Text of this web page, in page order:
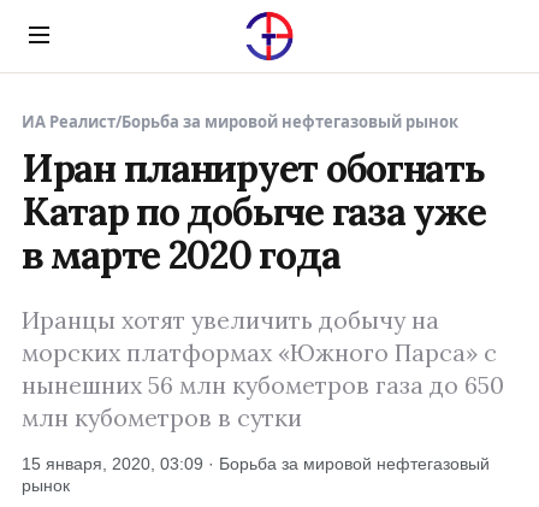
Menu
ИА Реалист/Борьба за мировой нефтегазовый рынок
Иран планирует обогнать
Катар по добыче газа уже
в марте 2020 года
Иранцы хотят увеличить добычу на
морских платформах «Южного Парса» с
нынешних 56 млн кубометров газа до 650
млн кубометров в сутки
15 января, 2020, 03:09 · Борьба за мировой нефтегазовый
рынок